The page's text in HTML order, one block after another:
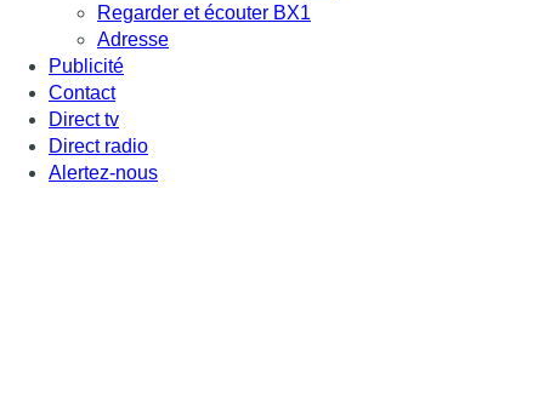
Regarder et écouter BX1
Adresse
Publicité
Contact
Direct tv
Direct radio
Alertez-nous